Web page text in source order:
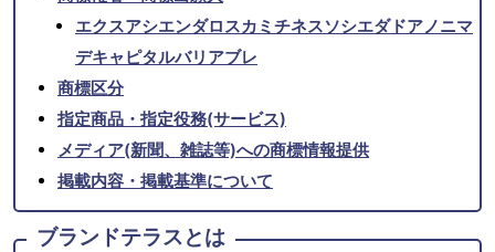
エクスアシエンダロスカミチネスソシエダドアノニマ
デキャピタルバリアブレ
商標区分
指定商品・指定役務(サービス)
メディア(新聞、雑誌等)への商標情報提供
掲載内容・掲載基準について
ブランドテラスとは